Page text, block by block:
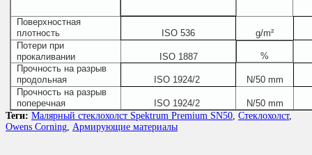
Поверхностная
плотность
ISO 536
g/m²
Потери при
прокаливании
ISO 1887
%
Прочность на разрыв
продольная
ISO 1924/2
N/50 mm
Прочность на разрыв
поперечная
ISO 1924/2
N/50 mm
Теги: Малярный стеклохолст Spektrum Premium SN50, Стеклохолст,
Owens Corning, Армирующие материалы